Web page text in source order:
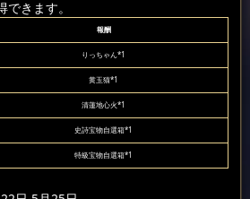
きます。
報酬
りっちゃん*1
黄玉猫*1
清蓮地心火*1
史詩宝物自選箱*1
特級宝物自選箱*1